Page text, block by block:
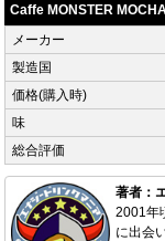
Caffe MONSTER
メーカー
製造国
価格(購入時)
味
総合評価
著者：
2001年
に出会